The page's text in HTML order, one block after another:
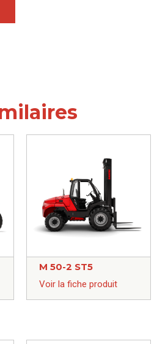
M 50-2 ST5
Voir la fiche produit